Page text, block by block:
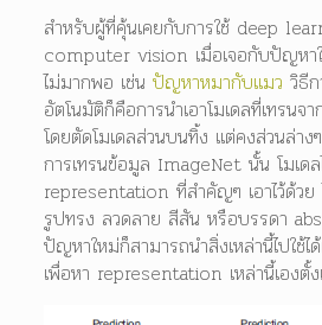
สำหรับผู้ที่คุ้นเคยกับการใช้ deep
computer vision เมื่อเจอกับปัญหา
ไม่มากพอ เช่น ปัญหาหมากับแมว วิธี
อัตโนมัติก็คือการนำเอาโมเดลที่เทรนจ
โดยตัดโมเดลส่วนบนทิ้ง แต่คงส่วนล่างๆ
การเทรนข้อมูล ImageNet นั้น โมเดล
representation ที่สำคัญๆ เอาไว้ด้วย
รูปทรง ลวดลาย สีสัน หรือบรรดา
ปัญหาใหม่ก็สามารถนำสิ่งเหล่านี้ไปใช้ไ
เพื่อหา representation เหล่านี้เองตั้